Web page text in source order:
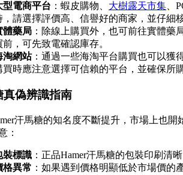
型電商平台 ：蝦皮購物、 大樹露天市集 、
，請選擇評價高、信譽好的商家，並仔細
體藥局 ：除線上購買外，也可前往實體
前，可先致電確認庫存。
淘網站：通過一些海淘平台購買也可以獲
買時應注意選擇可信賴的平台，並確保所
真偽辨識指南
汗馬糖的知名度不斷提升，市場上也
：
裝標識 ：正品Hamer汗馬糖的包裝印刷清
格異常 ：如果遇到價格明顯低於市場價